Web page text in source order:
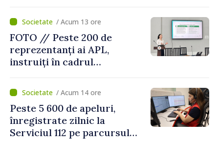
/ Acum 13 ore
FOTO // Peste 200 de
reprezentanți ai APL,
instruiți în cadrul
Mediu privind aplicarea a
două regulamente din
domeniu
/ Acum 14 ore
Peste 5 600 de apeluri,
înregistrate zilnic la
Serviciul 112 pe parcursul